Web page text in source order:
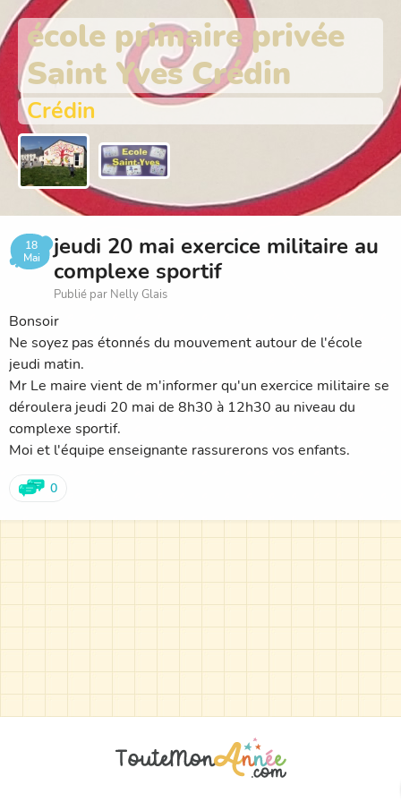
école primaire privée
Saint Yves Crédin
Crédin
18
Mai
jeudi 20 mai exercice militaire au
complexe sportif
Publié par Nelly Glais
Bonsoir
Ne soyez pas étonnés du mouvement autour de l'école
jeudi matin.
Mr Le maire vient de m'informer qu'un exercice militaire se
déroulera jeudi 20 mai de 8h30 à 12h30 au niveau du
complexe sportif.
Moi et l'équipe enseignante rassurerons vos enfants.
0